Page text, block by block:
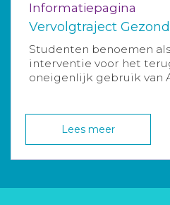
Informatiepagina
Vervolgtraject
Studenten benoemen
interventie voor het
oneigenlijk gebruik van
Lees meer